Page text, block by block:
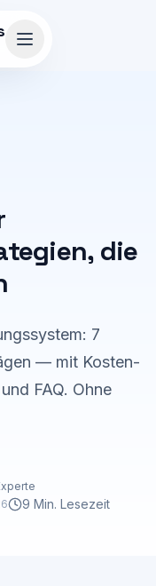
Menü öffnen
die
7
— mit Kosten-
FAQ. Ohne
9 Min. Lesezeit